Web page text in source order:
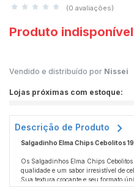
(0 avaliações)
Produto indisponível
Vendido e distribuído por Nissei
Lojas próximas com estoque:
Descrição de Produto
Salgadinho Elma Chips Cebolitos
Os Salgadinhos Elma Chips
qualidade e um sabor irresistível de
Sua textura crocante e seu formato